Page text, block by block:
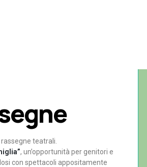
teatrali.
, un’opportunità per genitori e
con spettacoli appositamente